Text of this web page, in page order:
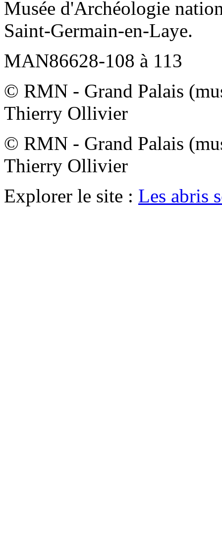
Musée d'Archéologie
Saint-Germain-en-Laye.
MAN86628-108 à 113
© RMN - Grand Palais
Thierry Ollivier
© RMN - Grand Palais
Thierry Ollivier
Explorer le site : Les abris